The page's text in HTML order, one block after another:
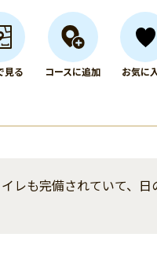
見る コースに追加 お気に
レも完備されていて、日